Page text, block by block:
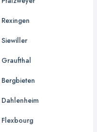
Rexingen
Siewiller
Graufthal
Bergbieten
Dahlenheim
Flexbourg